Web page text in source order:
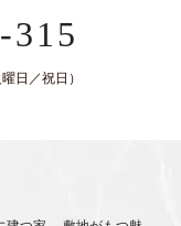
315
日／祝日）